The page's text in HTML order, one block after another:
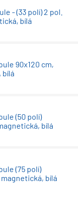
- (33 polí) 2 pol.
bílá
90x120 cm,
bílá
(50 polí)
bílá
(75 polí)
magnetická, bílá